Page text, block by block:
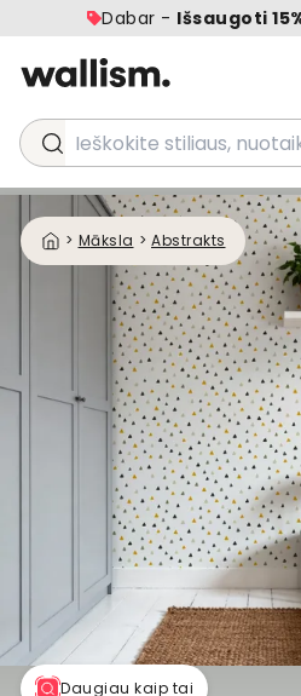
Dabar - Išsaugoti
Ieškokite stiliaus, nuotaikos
> Māksla > Abstrakts
Daugiau kaip tai